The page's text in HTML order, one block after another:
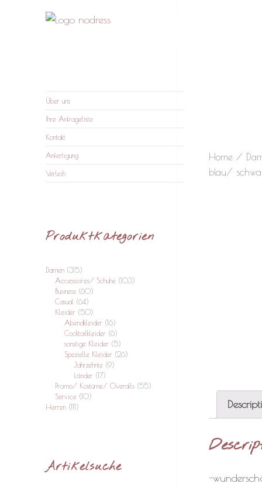
Über uns
Ihre Anfrageliste
Kontakt
Anfertigung
Verleih
Produktkategorien
Damen (315)
Accessoires/ Schuhe (103)
Business (60)
Casual (64)
Kleider (50)
Abendkleider (16)
Cocktailkleider (6)
sonstige Kleider (5)
Spezielle Kleider (26)
Jahrzehnte (9)
Länder (17)
Promo/ Kostüme/ Overalls (55)
Service (10)
Herren (111)
Artikelsuche
Home /
blau/
-